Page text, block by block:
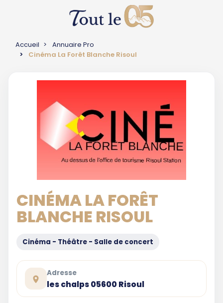
Accueil
Annuaire Pro
Cinéma La Forêt Blanche Risoul
CINÉMA LA FORÊT
BLANCHE RISOUL
Cinéma - Théâtre - Salle de concert
Adresse
les chalps 05600 Risoul